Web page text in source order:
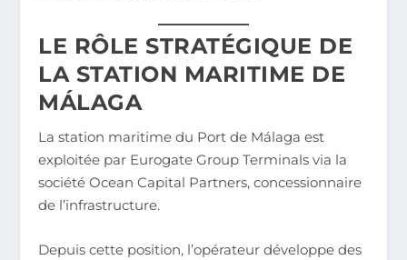
LE RÔLE STRATÉGIQUE DE
LA STATION MARITIME DE
MÁLAGA
La station maritime du Port de Málaga est
exploitée par Eurogate Group Terminals via la
société Ocean Capital Partners, concessionnaire
de l’infrastructure.
Depuis cette position, l’opérateur développe des